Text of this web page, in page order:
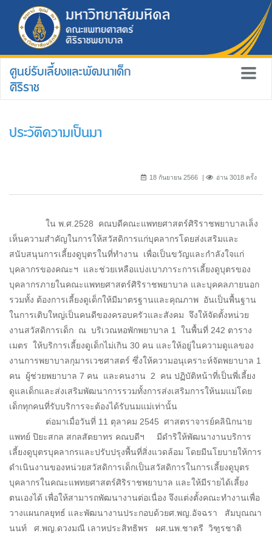
ศูนย์รับเลี้ยงและพัฒนาเด็ก
ศิริราช
ประวัติความเป็นมา
18 กันยายน 2566 อ่าน 3018 ครั้ง
ใน พ.ศ.2528 คณบดีคณะแพทยศาสตร์ศิริราชพยาบาลเล็ง
เห็นความสำคัญในการให้สวัสดิการแก่บุคลากรโดยส่งเสริมและ
สนับสนุนการเลี้ยงดูบุตรในที่ทำงาน เพื่อเป็นขวัญและกำลังใจแก่
บุคลากรของคณะฯ และช่วยเหลือแบ่งเบาภาระการเลี้ยงดูบุตรของ
บุคลากรภายในคณะแพทยศาสตร์ศิริราชพยาบาล และบุคคลภายนอก
รวมทั้ง ต้องการเลี้ยงดูเด็กให้มีมาตรฐานและคุณภาพ อันเป็นพื้นฐาน
ในการเติบใหญ่เป็นคนดีของครอบครัวและสังคม จึงให้จัดตั้งหน่วย
งานสวัสดิการเด็ก ณ บริเวณหอพักพยาบาล 1 ในพื้นที่ 242 ตาราง
เมตร ให้บริการเลี้ยงดูเด็กไม่เกิน 30 คน และให้อยู่ในความดูแลของ
งานการพยาบาลกุมารเวชศาสตร์ ซึ่งให้ความอนุเคราะห์จัดพยาบาล 1
คน ผู้ช่วยพยาบาล 7 คน และคนงาน 2 คน ปฏิบัติหน้าที่เป็นพี่เลี้ยง
ดูแลเด็กและส่งเสริมพัฒนาการรวมทั้งการส่งเสริมการให้นมแม่โดย
เด็กทุกคนที่รับบริการจะต้องได้รับนมแม่เท่านั้น
ต่อมาเมื่อวันที่ 11 ตุลาคม 2545 ศาสตราจารย์คลินิกนาย
แพทย์ ปิยะสกล สกลสัตยาทร คณบดีฯ มีดำริให้พัฒนางานบริการ
เลี้ยงดูบุตรบุคลากรและปรับปรุงพื้นที่สิ่งแวดล้อม โดยมีนโยบายให้การ
ดำเนินงานของหน่วยสวัสดิการเด็กเป็นสวัสดิการในการเลี้ยงดูบุตร
บุคลากรในคณะแพทยศาสตร์ศิริราชพยาบาล และให้มีรายได้เลี้ยง
ตนเองได้ เพื่อให้สามารถพัฒนางานต่อเนื่อง จึงแต่งตั้งคณะทำงานเพื่อ
วางแผนกลยุทธ์ และพัฒนางานประกอบด้วยศ.พญ.อัจฉรา สัมบุณณา
นนท์ ศ.พญ.ดวงมณี เลาหประสิทธิพร ผศ.นพ.ชาตรี วิฑูรชาติ